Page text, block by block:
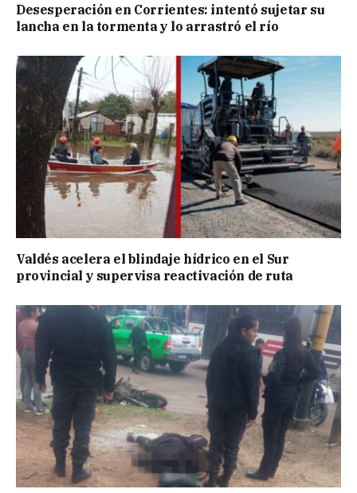
Desesperación en Corrientes: intentó sujetar su
lancha en la tormenta y lo arrastró el río
Valdés acelera el blindaje hídrico en el Sur
provincial y supervisa reactivación de ruta